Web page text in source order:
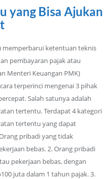
yang Bisa Ajukan
memperbarui ketentuan teknis
pembayaran pajak atau
Menteri Keuangan PMK)
terperinci mengenai 3 pihak
Salah satunya adalah
tertentu. Terdapat 4 kategori
tertentu yang dapat
pribadi yang tidak
bebas. 2. Orang pribadi
pekerjaan bebas, dengan
juta dalam 1 tahun pajak. 3.